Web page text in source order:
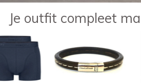
Je outfit compleet